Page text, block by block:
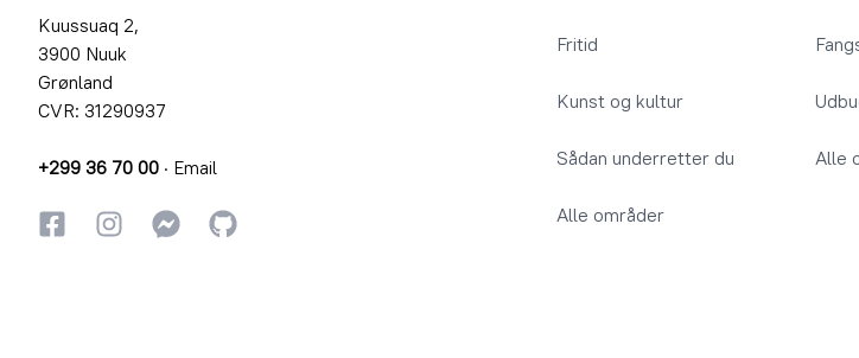
Kuussuaq 2,
3900 Nuuk
Grønland
CVR: 31290937
+299 36 70 00 · Email
FacebookInstagramInstagram
GitHub
Fritid
Kunst og kultur
Sådan underretter du
Alle områder
Alle